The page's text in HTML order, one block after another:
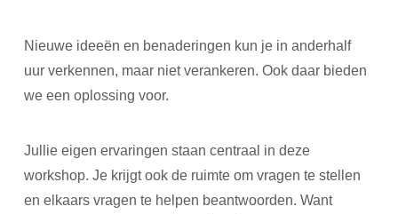
Nieuwe ideeën en benaderingen kun je in anderhalf
uur verkennen, maar niet verankeren. Ook daar bieden
we een oplossing voor.
Jullie eigen ervaringen staan centraal in deze
workshop. Je krijgt ook de ruimte om vragen te stellen
en elkaars vragen te helpen beantwoorden. Want